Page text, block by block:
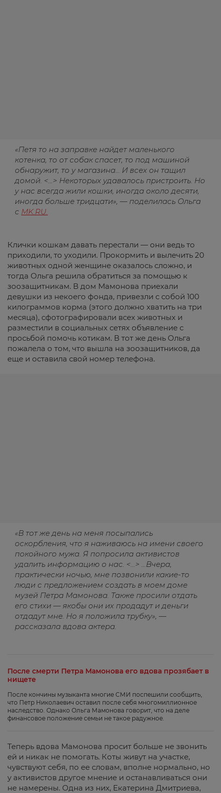
«Петя то на заправке найдет маленького
котенка, то от собак спасет, то под машиной
обнаружит, то у магазина... И всех он тащил
домой. <...> Некоторых удавалось пристроить. Но
у нас всегда жили кошки, иногда около десяти,
иногда больше тридцати», — поделилась Ольга
с MK.RU.
Клички кошкам давать перестали — они ведь то
приходили, то уходили. Прокормить и вылечить 20
животных одной женщине оказалось сложно, и
тогда Ольга решила обратиться за помощью к
зоозащитникам. В дом Мамонова приехали
девушки из некоего фонда, привезли с собой 100
килограммов корма (этого должно хватить на три
месяца), сфотографировали всех животных и
разместили в социальных сетях объявление с
просьбой помочь котикам. В тот же день Ольга
пожалела о том, что вышла на зоозащитников, да
еще и оставила свой номер телефона.
«В тот же день на меня посыпались
оскорбления, что я наживаюсь на имени своего
покойного мужа. Я попросила активистов
удалить информацию о нас. <...> ...Вчера,
практически ночью, мне позвонили какие-то
люди с предложением создать в моем доме
музей Петра Мамонова. Также просили отдать
его стихи — якобы они их продадут и деньги
отдадут мне. Но я положила трубку», —
рассказала вдова актера.
После смерти Петра Мамонова его вдова прозябает в
нищете
После кончины музыканта многие СМИ поспешили сообщить,
что Петр Николаевич оставил после себя многомиллионное
наследство. Однако Ольга Мамонова говорит, что на деле
финансовое положение семьи не такое радужное.
Теперь вдова Мамонова просит больше не звонить
ей и никак не помогать. Коты живут на участке,
чувствуют себя, по ее словам, вполне нормально, но
у активистов другое мнение и останавливаться они
не намерены. Одна из них, Екатерина Дмитриева,